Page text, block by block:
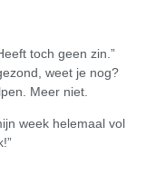
toch geen zin.”
weet je nog?
Meer niet.
week helemaal vol